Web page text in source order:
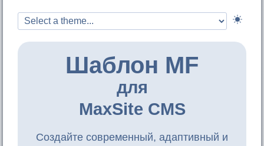
Шаблон MF
для
MaxSite CMS
Создайте современный, адаптивный и